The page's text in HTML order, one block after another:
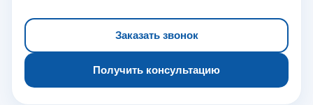
Заказать звонок
Получить консультацию